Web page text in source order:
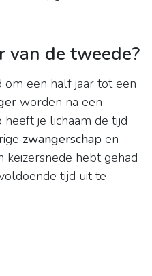
van de tweede?
om een half jaar tot een
worden na een
heeft je lichaam de tijd
zwangerschap en
keizersnede hebt gehad
tijd uit te